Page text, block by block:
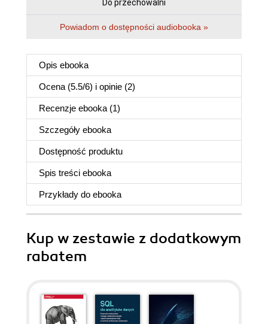
Do przechowalni
Powiadom o dostępności audiobooka »
Opis ebooka
Ocena (5.5/6) i opinie (2)
Recenzje ebooka (1)
Szczegóły ebooka
Dostępność produktu
Spis treści ebooka
Przykłady do ebooka
Kup w zestawie z dodatkowym
rabatem